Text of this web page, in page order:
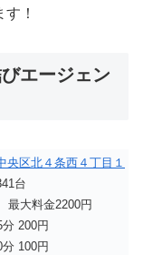
！
エージェン
央区北４条西４丁目１
台
大料金2200円
200円
100円